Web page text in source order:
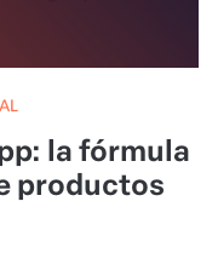
la fórmula
productos